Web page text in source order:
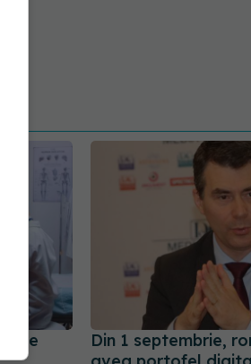
Din 1 septembrie,